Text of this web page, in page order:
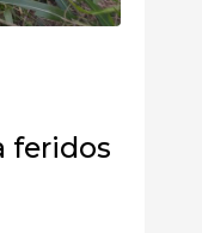
feridos